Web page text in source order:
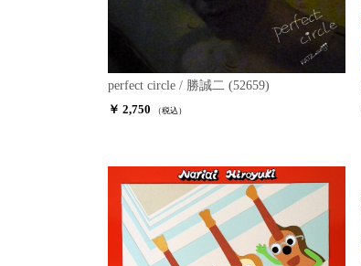
perfect circle / 勝誠二 (52659)
￥ 2,750
（税込）